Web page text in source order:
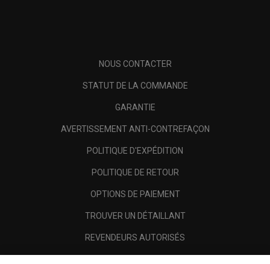
NOUS CONTACTER
STATUT DE LA COMMANDE
GARANTIE
AVERTISSEMENT ANTI-CONTREFAÇON
POLITIQUE D'EXPÉDITION
POLITIQUE DE RETOUR
OPTIONS DE PAIEMENT
TROUVER UN DÉTAILLANT
REVENDEURS AUTORISÉS